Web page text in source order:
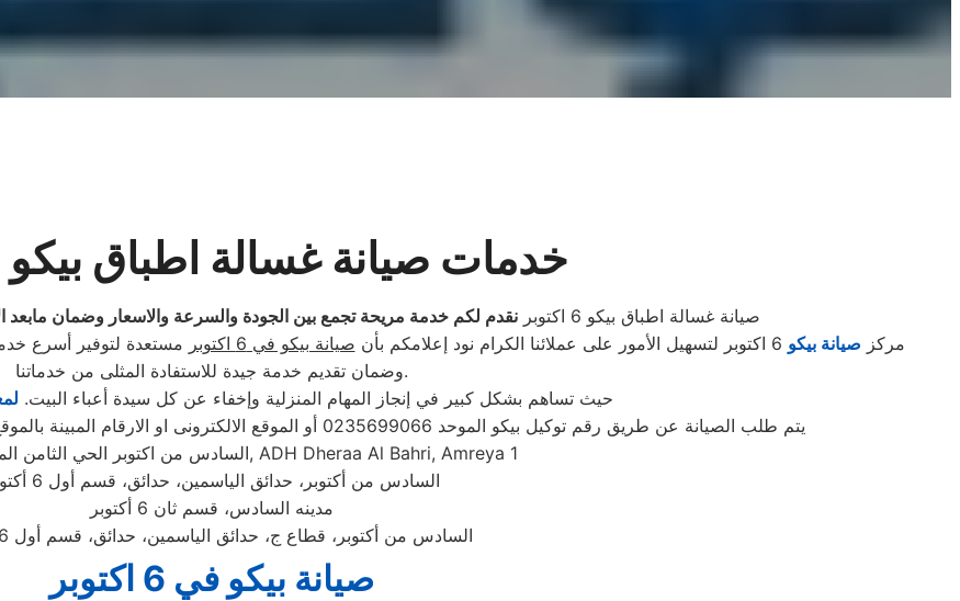
خدمات صيانة غسالة اطباق بيكو 6 اكتوبر
صيانة غسالة اطباق بيكو 6 اكتوبر
نقدم لكم خدمة مريحة تجمع بين الجودة والسرعة والاسعار وضمان مابعد
مركز صيانة بيكو صيانة بيكو في 6 اكتوبر
مستعدة لتوفير أسرع
وضمان تقديم خدمة جيدة للاستفادة المثلى من خدماتنا.
حيث تساهم بشكل كبير في إنجاز المهام المنزلية وإخفاء عن كل سيدة أعباء البيت.
يتم طلب الصيانة عن طريق رقم توكيل بيكو الموحد 0235699066 أو الموقع الالكترونى او الارقام المبينة بالموقع . يتم خلال دقائق تسجيل الطلب ويتابع مندوب خاص
السادس من اكتوبر الحي الثامن, ADH Dheraa Al Bahri, Amreya 1
السادس من أكتوبر، حدائق الياسمين، حدائق، قسم أول 6 أكتوبر
مدينه السادس، قسم ثان 6 أكتوبر
السادس من أكتوبر، قطاع ج، حدائق الياسمين، حدائق، قسم أول 6 أكتوبر
صيانة بيكو في 6 اكتوبر